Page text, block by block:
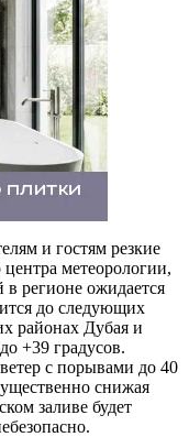
и гостям резкие
метеорологии,
в регионе ожидается
до следующих
районах Дубая и
+39 градусов.
с порывами до 40
снижая
заливе будет